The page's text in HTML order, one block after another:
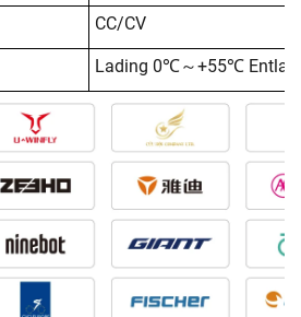
CC/CV
Lading 0℃～+55℃